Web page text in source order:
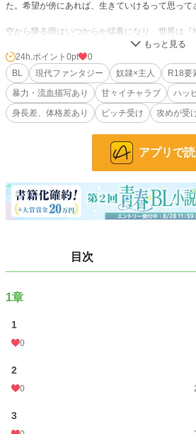
た。希望が傍にあれば、生きていけるって思って
空から降る雨はいつからか猛毒になり、世界は『
た。法と秩序で守られた『地上』と奴隷制度を設
下』。その世界が交わるとすれば『地上』から『
地下で一番の財力を誇る御曹司、ヴィクトール＝
犬の王」と呼ばれるベロアを金と策略で罠にはめ
まれながらに人権を持たないベロアはまるで腹が
を抱くものの、話していくうちに彼が富豪の息子
をしていることを知ってしまう。
※「天底ノ箱庭 春告鳥」→「天底ノ箱庭 療養所
しめますが、すっ飛ばして読んでもそれなりに
※びっくりするくらい濡れ場しかないです！シリ
小説 228,565 位 / 228,565 件
24h.ポイント
更新日時
初回公開日時
初回完結日時
週間ポイント
24h.ポイント 0pt
0
BL
現代ファンタジー 奴隷×主人
R18要
暴力・流血描写あり
甘々イチャラブ
ハッ
身長差、体格差あり
ビッチ受け 攻めが受
アプリで
目次
1章
1
0
2
0
3